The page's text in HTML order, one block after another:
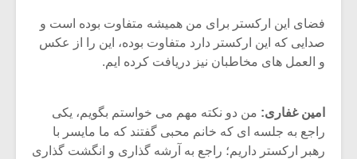
فضای این ارکستر برای من همیشه متفاوت بوده است و
صدایی که این ارکستر دارد متفاوت بوده، این را از عکس
و العمل های مخاطبان نیز دریافت کرده ایم.
امین غفاری: من دو نکته مهم می خواستم بگویم، یکی
راجع به جلسه ای که خانم محبی گفتند که ما مایسر با
رهبر ارکستر داریم؛ راجع به آرشه گذاری و انگشت گذاری